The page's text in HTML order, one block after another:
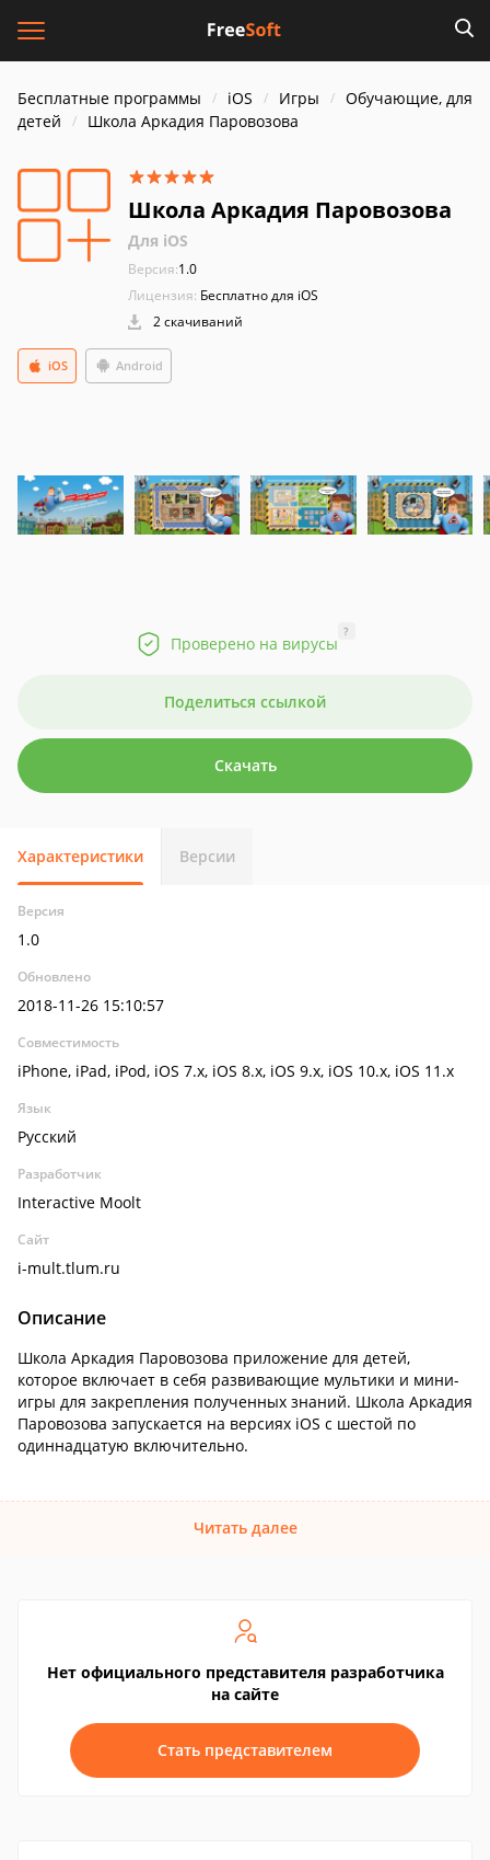
Бесплатные программы iOS Игры
Обучающие, для
детей
Школа Аркадия Паровозова
Школа Аркадия Паровозова
Для iOS
Версия:1.0
Лицензия: Бесплатно для iOS
2 скачиваний
Android
iOS
Проверено на вирусы
?
Поделиться ссылкой
Скачать
Характеристики Версии
Версия
1.0
Обновлено
2018-11-26 15:10:57
Совместимость
iPhone, iPad, iPod, iOS 7.x, iOS 8.x, iOS 9.x, iOS 10.x, iOS 11.x
Язык
Русский
Разработчик
Interactive Moolt
Сайт
i-mult.tlum.ru
Описание
Школа Аркадия Паровозова приложение для детей,
которое включает в себя развивающие мультики и мини-
игры для закрепления полученных знаний. Школа Аркадия
Паровозова запускается на версиях iOS с шестой по
одиннадцатую включительно.
Читать далее
Нет официального представителя разработчика
на сайте
Стать представителем